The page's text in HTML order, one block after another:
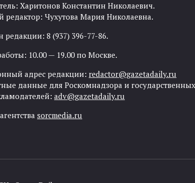
Харитонов Константин Николаевич.
редактор: Чухутова Мария Николаевна.
редакции: 8 (937) 396-77-86.
10.00 — 19.00 по Москве.
адрес редакции: redactor@gazetadaily.ru
данные для Роскомнадзора и
adv@gazetadaily.ru
sorcmedia.ru